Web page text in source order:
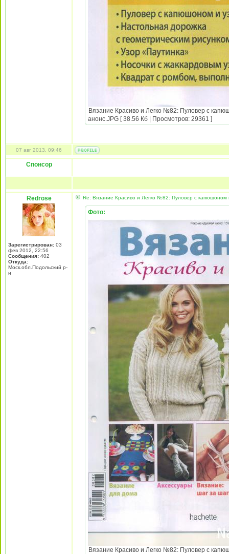
Вязание Красиво и Легко №82: Пуловер с
анонс.JPG [ 38.56 Кб | Просмотров: 29361 ]
07 авг 2013, 09:46
Спонсор
Redrose
Зарегистрирован: 03
фев 2012, 22:56
Сообщения: 402
Откуда:
Моск.обл.Подольский р-
н
Re: Вязание Красиво и Легко №82: Пуловер с капюшоном
Фото:
Вязание Красиво и Легко №82: Пуловер с